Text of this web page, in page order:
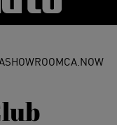
SHOWROOMCA.NOW